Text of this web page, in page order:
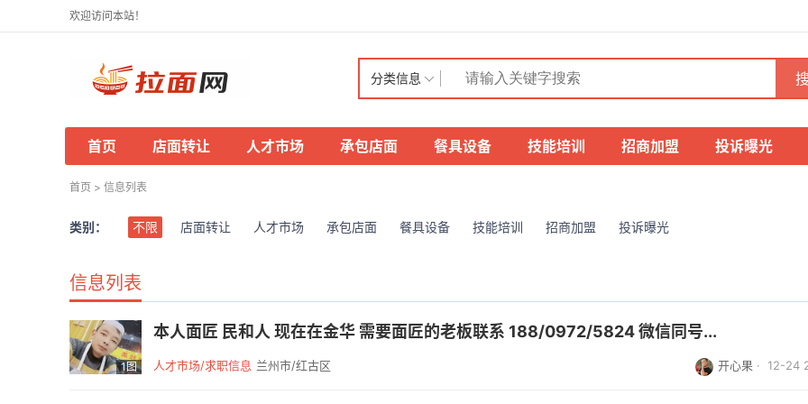
欢迎访问本站！
分类信息
首页 店面转让 人才市场 承包店面 餐具设备 技能培训 招商加盟 投诉曝光
首页 > 信息列表
类别： 不限 店面转让 人才市场 承包店面 餐具设备 技能培训 招商加盟 投诉曝光
信息列表
1图
本人面匠 民和人 现在在金华 需要面匠的老板联系 188/0972/5824 微信同号...
人才市场/求职信息 兰州市/红古区 开心果 · 12-24